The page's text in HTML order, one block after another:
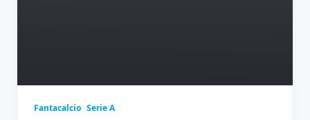
Fantacalcio Serie A